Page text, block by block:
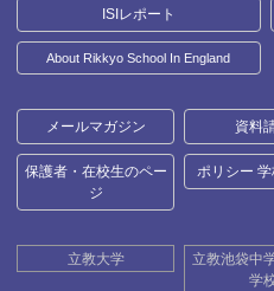
ISIレポート
About Rikkyo School In England
メールマガジン 資料
保護者・在校生のペー
ジ
ポリシー
立教大学
立教池袋中
学